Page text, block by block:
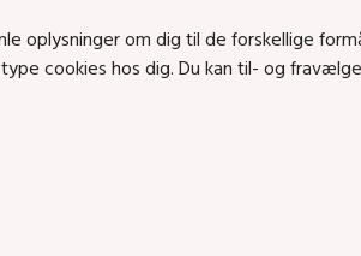
Bolig og byggeri på
Bolig og byggeri på
oplysninger om dig til de forskellige
cookies hos dig. Du kan til- og